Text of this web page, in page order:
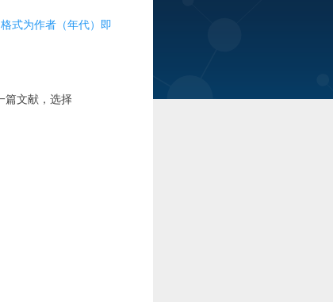
式为作者（年代）即
篇文献，选择